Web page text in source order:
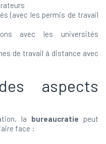
(avec les permis de travail
avec les universités
de travail à distance avec
aspects
la bureaucratie peut
face :